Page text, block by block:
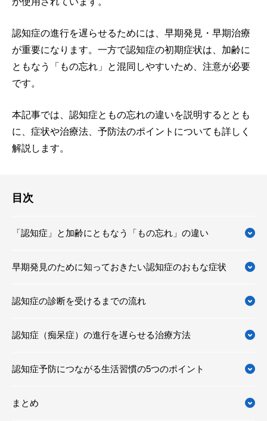
認知症の進行を遅らせるためには、早期発見・早期治療
が重要になります。一方で認知症の初期症状は、加齢に
ともなう「もの忘れ」と混同しやすいため、注意が必要
です。
本記事では、認知症ともの忘れの違いを説明するととも
に、症状や治療法、予防法のポイントについても詳しく
解説します。
目次
「認知症」と加齢にともなう「もの忘れ」の違い
早期発見のために知っておきたい認知症のおもな症状
認知症の診断を受けるまでの流れ
認知症（痴呆症）の進行を遅らせる治療方法
認知症予防につながる生活習慣の5つのポイント
まとめ